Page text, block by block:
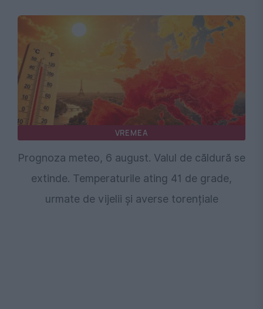
VREMEA
Prognoza meteo, 6 august. Valul de căldură se
extinde. Temperaturile ating 41 de grade,
urmate de vijelii și averse torențiale